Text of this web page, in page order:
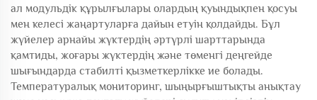
ал модульдік құрылғылары олардың қуындықпен қосуы
мен келесі жаңартуларға дайын етуін қолдайды. Бұл
жүйелер арнайы жүктердің әртүрлі шарттарында
қамтиды, жоғары жүктердің және төменгі деңгейде
шығындарда стабилті қызметкерлікке ие болады.
Температуралық мониторинг, шыңырғыштықты анықтау